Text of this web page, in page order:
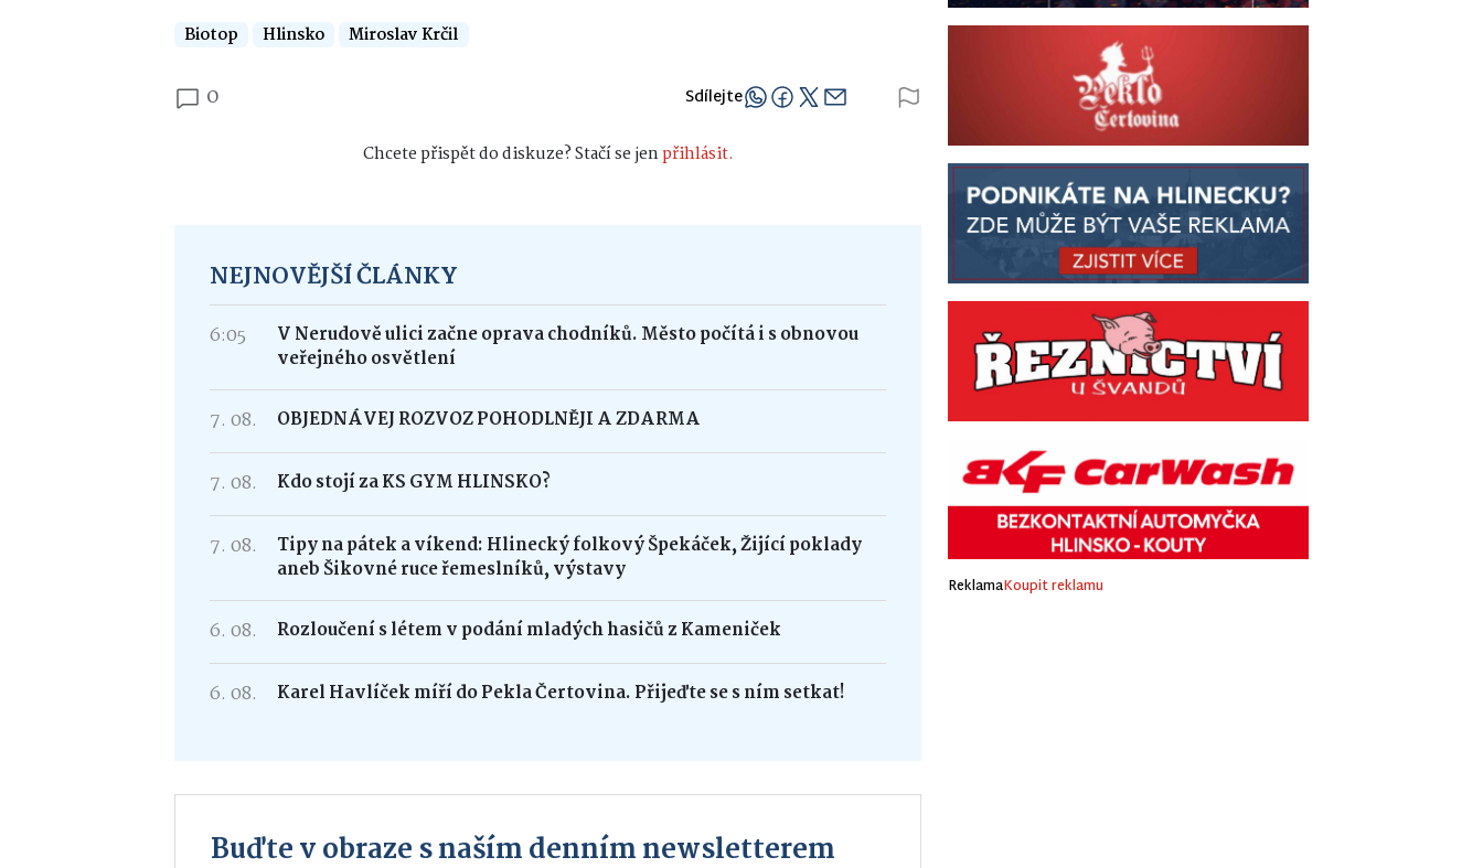
Biotop Hlinsko Miroslav Krčil
0 Sdílejte
Chcete přispět do diskuze? Stačí se jenpřihlásit.
NEJNOVĚJŠÍ ČLÁNKY
6:05
V Nerudově ulici začne oprava chodníků. Město počítá i s obnovou
veřejného osvětlení
7. 08. OBJEDNÁVEJ ROZVOZ POHODLNĚJI A ZDARMA
7. 08. Kdo stojí za KS GYM HLINSKO?
7. 08.
Tipy na pátek a víkend: Hlinecký folkový Špekáček, Žijící poklady
aneb Šikovné ruce řemeslníků, výstavy
6. 08. Rozloučení s létem v podání mladých hasičů z Kameniček
6. 08. Karel Havlíček míří do Pekla Čertovina. Přijeďte se s ním setkat!
Buďte v obraze s naším denním newsletterem
ReklamaKoupit reklamu